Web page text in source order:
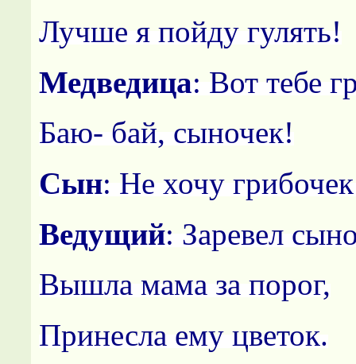
Лучше я пойду гулять!
Медведица: Вот тебе
Баю- бай, сыночек!
Сын: Не хочу
Ведущий: Заревел
Вышла мама за порог,
Принесла ему цветок.